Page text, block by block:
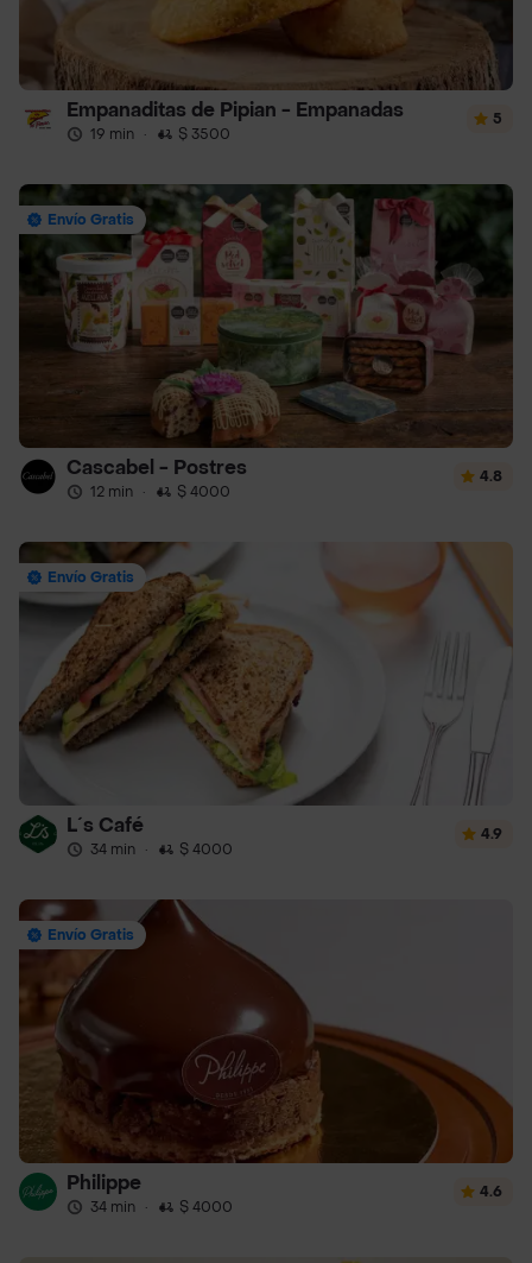
Empanaditas de Pipian - Empanadas
19 min · $ 3500
5
Envío Gratis
Cascabel - Postres
12 min · $ 4000
4.8
Envío Gratis
L´s Café
34 min · $ 4000
4.9
Envío Gratis
Philippe
34 min · $ 4000
4.6